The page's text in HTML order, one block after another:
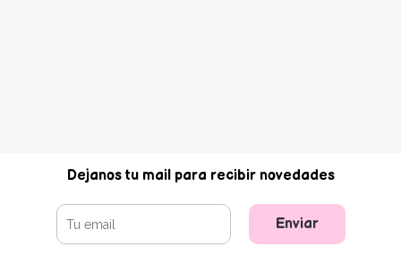
Dejanos tu mail para recibir novedades
Enviar